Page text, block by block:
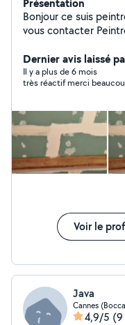
Bonjour ce suis peintre et carlage vous intéressé merci
Dernier avis laissé
Il y a plus de 6 mois
très réactif merci
Voir le
Java
Cannes
4,9/5 (9